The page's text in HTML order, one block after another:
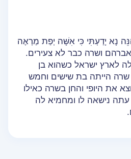
נָא יָדַעְתִּי כִּי אִשָּׁה יְפַת מַרְאֶה
ושרה כבר לא צעירים.
לארץ ישראל כשהוא בן
הייתה בת שישים וחמש
את היופי והחן בשרה כאילו
נישאה לו ומחמיא לה